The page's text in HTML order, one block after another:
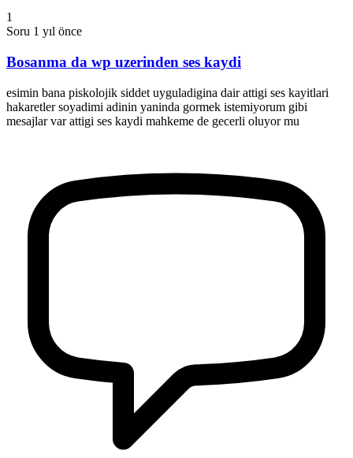
1
Soru 1 yıl önce
Bosanma da wp uzerinden ses kaydi
esimin bana piskolojik siddet uyguladigina dair attigi ses kayitlari
hakaretler soyadimi adinin yaninda gormek istemiyorum gibi
mesajlar var attigi ses kaydi mahkeme de gecerli oluyor mu